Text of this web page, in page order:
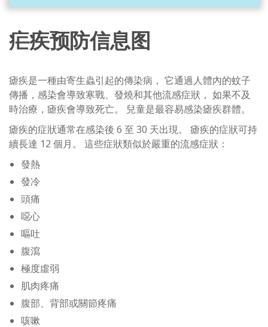
疟疾预防信息图
瘧疾是一種由寄生蟲引起的傳染病， 它通過人體內的蚊子
傳播，感染會導致寒戰、發燒和其他流感症狀， 如果不及
時治療，瘧疾會導致死亡。 兒童是最容易感染瘧疾群體。
瘧疾的症狀通常在感染後 6 至 30 天出現。 瘧疾的症狀可持
續長達 12 個月。 這些症狀類似於嚴重的流感症狀：
發熱
發冷
頭痛
噁心
嘔吐
腹瀉
極度虛弱
肌肉疼痛
腹部、背部或關節疼痛
咳嗽